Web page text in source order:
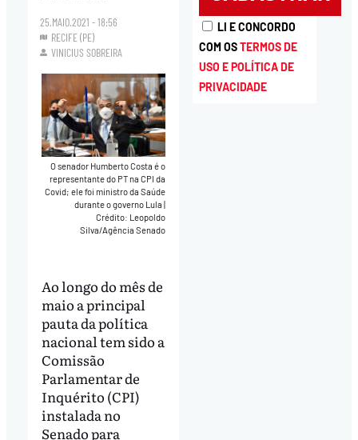
25.MAIO.2021 - 18:56
RECIFE (PE)
VINICIUS SOBREIRA
O senador Humberto Costa é o
representante do PT na CPI da
Covid; ele foi ministro da Saúde
durante o governo Lula|
Crédito: Leopoldo
Silva/Agência Senado
Ao longo do mês de
maio a principal
pauta da política
nacional tem sido a
Comissão
Parlamentar de
Inquérito (CPI)
instalada no
Senado para
LI E CONCORDO
COM OSTERMOS DE
USO E POLÍTICA DE
PRIVACIDADE